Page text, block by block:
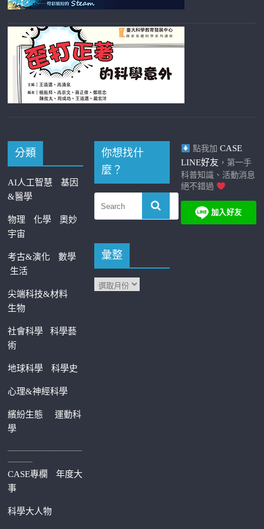
分類
AI人工智慧
基因
&醫學
物理 化學
奧妙
宇宙
考古&演化
數學
生活
尖端科技&材料
生物
社會科學科學藝
術
地球科學 科學史
心理&神經科學
繽紛生態運動科
學
—————————
———
CASE專欄
年度大
事
科學大人物
你想找什
麼？
彙整
點我加 CASE
LINE好友 ，第一手
科普知識、活動消息
絕不錯過